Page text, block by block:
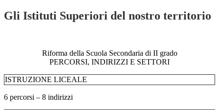
Gli Istituti Superiori del nostro territorio
Riforma della Scuola Secondaria di II grado
PERCORSI, INDIRIZZI E SETTORI
ISTRUZIONE LICEALE
6 percorsi – 8 indirizzi